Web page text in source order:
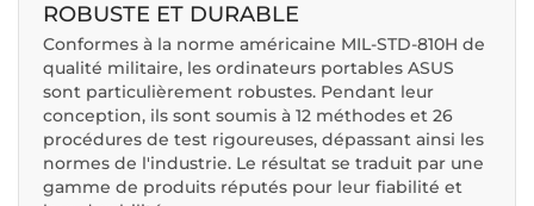
ROBUSTE ET DURABLE
Conformes à la norme américaine MIL-STD-810H de
qualité militaire, les ordinateurs portables ASUS
sont particulièrement robustes. Pendant leur
conception, ils sont soumis à 12 méthodes et 26
procédures de test rigoureuses, dépassant ainsi les
normes de l'industrie. Le résultat se traduit par une
gamme de produits réputés pour leur fiabilité et